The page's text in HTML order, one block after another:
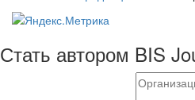
Стать автором BIS